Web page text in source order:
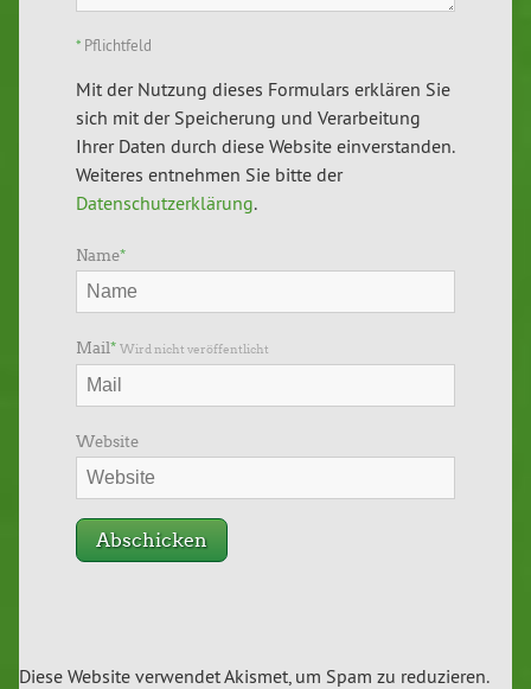
* Pflichtfeld
Mit der Nutzung dieses Formulars erklären Sie
sich mit der Speicherung und Verarbeitung
Ihrer Daten durch diese Website einverstanden.
Weiteres entnehmen Sie bitte der
Datenschutzerklärung.
Name*
Mail* Wird nicht veröffentlicht
Website
Diese Website verwendet Akismet, um Spam zu reduzieren.